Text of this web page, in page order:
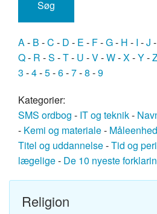
A- B -C - D - E - F-G- H - I -J -
Q- R -S -T- U -V-W-X-Y-
3 -4-5-6-7-8 -9
Kategorier:
SMS ordbog - IT og teknik-
- Kemi og materiale- Måleenhed
Titel og uddannelse-Tid og
lægelige- De 10 nyeste
Religion